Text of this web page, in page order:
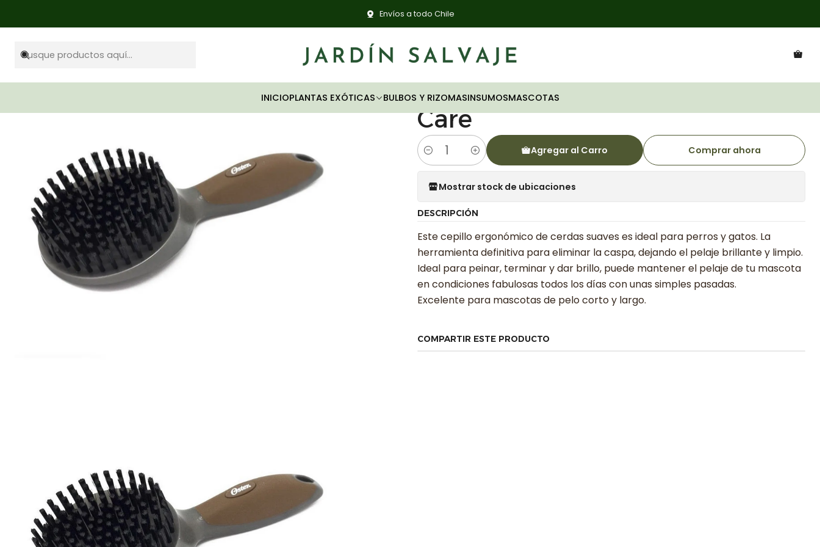
INICIOPLANTAS EXÓTICAS BULBOS Y RIZOMASINSUMOSMASCOTAS
Envíos a todo Chile
Cepillo De Cerdas Premium Para Mascotas Oster Animal Care
|
Cepillo De Cerdas Premium
Para Mascotas Oster Animal
Care
Cantidad
Agregar al Carro Comprar ahora
Mostrar stock de ubicaciones
DESCRIPCIÓN
Este cepillo ergonómico de cerdas suaves es ideal para perros y gatos. La
herramienta definitiva para eliminar la caspa, dejando el pelaje brillante y limpio.
Ideal para peinar, terminar y dar brillo, puede mantener el pelaje de tu mascota
en condiciones fabulosas todos los días con unas simples pasadas.
Excelente para mascotas de pelo corto y largo.
COMPARTIR ESTE PRODUCTO